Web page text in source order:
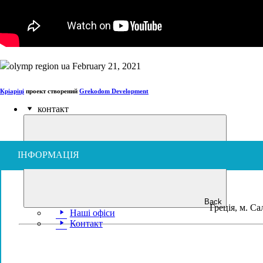
контакт
Back
Наші офіси
Контакт
Кріаріці проект створений Grekodom Development
ІНФОРМАЦІЯ
Греція, м.